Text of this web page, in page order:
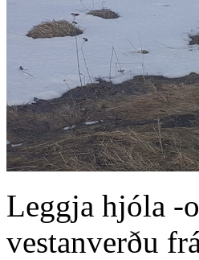
Leggja hjóla -
vestanverðu